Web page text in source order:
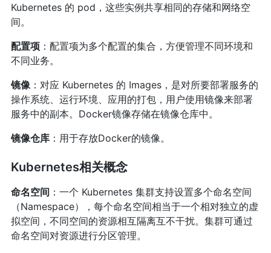
Kubernetes 的 pod，这些实例共享相同的存储和网络空
间。
配置项：配置项为多个配置的集合，方便管理不同环境和
不同业务。
镜像：对应 Kubernetes 的 Images，是对所要部署服务的
操作系统、运行环境、应用的打包，用户使用镜像来部署
服务中的副本。Docker镜像存储在镜像仓库中。
镜像仓库：用于存放Docker的镜像。
Kubernetes相关概念
命名空间 ：一个 Kubernetes 集群支持设置多个命名空间
（Namespace），每个命名空间相当于一个相对独立的虚
拟空间，不同空间的资源相互隔离互不干扰。集群可通过
命名空间对资源进行分区管理。